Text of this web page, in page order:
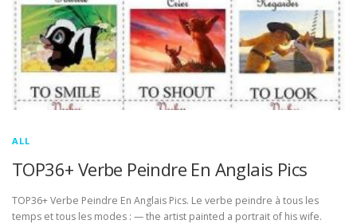
ALL
TOP36+ Verbe Peindre En Anglais Pics
TOP36+ Verbe Peindre En Anglais Pics. Le verbe peindre à tous les
temps et tous les modes : — the artist painted a portrait of his wife.